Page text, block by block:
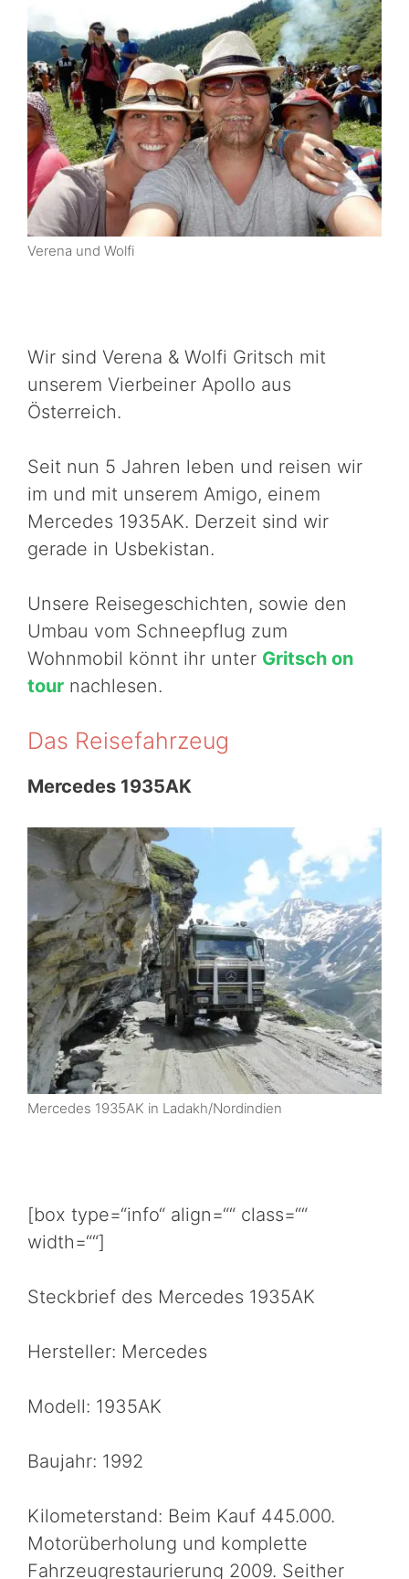
Verena und Wolfi
Wir sind Verena & Wolfi Gritsch mit
unserem Vierbeiner Apollo aus
Österreich.
Seit nun 5 Jahren leben und reisen wir
im und mit unserem Amigo, einem
Mercedes 1935AK. Derzeit sind wir
gerade in Usbekistan.
Unsere Reisegeschichten, sowie den
Umbau vom Schneepflug zum
Wohnmobil könnt ihr unter Gritsch on
tour nachlesen.
Das Reisefahrzeug
Mercedes 1935AK
Mercedes 1935AK in Ladakh/Nordindien
[box type=“info“ align=““ class=““
width=““]
Steckbrief des Mercedes 1935AK
Hersteller: Mercedes
Modell: 1935AK
Baujahr: 1992
Kilometerstand: Beim Kauf 445.000.
Motorüberholung und komplette
Fahrzeugrestaurierung 2009. Seither